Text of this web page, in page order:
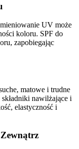
UV może
koloru. SPF do
zapobiegając
matowe i trudne
nawilżające i
elastyczność i